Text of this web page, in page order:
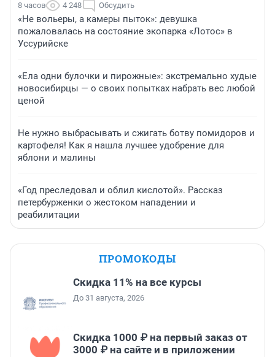
8 часов 4 248 Обсудить
«Не вольеры, а камеры пыток»: девушка
пожаловалась на состояние экопарка «Лотос» в
Уссурийске
«Ела одни булочки и пирожные»: экстремально худые
новосибирцы — о своих попытках набрать вес любой
ценой
Не нужно выбрасывать и сжигать ботву помидоров и
картофеля! Как я нашла лучшее удобрение для
яблони и малины
«Год преследовал и облил кислотой». Рассказ
петербурженки о жестоком нападении и
реабилитации
ПРОМОКОДЫ
Скидка 11% на все курсы
До 31 августа, 2026
Скидка 1000 ₽ на первый заказ от
3000 ₽ на сайте и в приложении